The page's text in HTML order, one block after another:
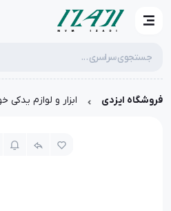
فروشگاه ایزدی ابزار و لوازم یدکی